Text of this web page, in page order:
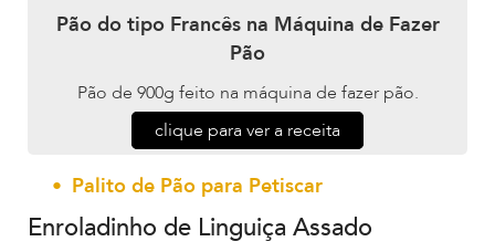
Pão do tipo Francês na Máquina de Fazer
Pão
Pão de 900g feito na máquina de fazer pão.
clique para ver a receita
Palito de Pão para Petiscar
Enroladinho de Linguiça Assado